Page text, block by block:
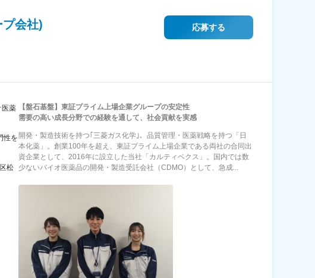
会社) 応募する
医薬
性を
松
【盤石基盤】東証プライム上場企業グループの安定性
需要の高い成長分野での経験を通して、社会貢献を実感
開発・製造技術を持つ｢三菱ガス化学｣、品質管理・医薬戦略を持つ「日
本化薬」。創業100年を超え、東証プライム上場企業である両社の合同出
資企業として、2016年に設立した当社「カルティベクス」。国内では数
少ないバイオ医薬品の開発・製造受託会社（CDMO）として、急成...